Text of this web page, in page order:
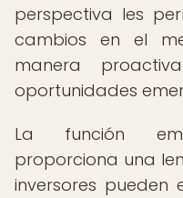
perspectiva les
cambios en el
manera
oportunidades
La función
proporciona una
inversores pueden